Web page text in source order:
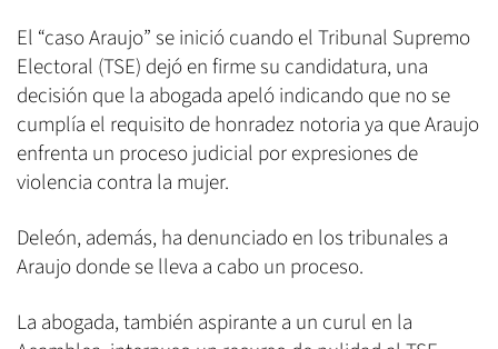
El “caso Araujo” se inició cuando el Tribunal Supremo
Electoral (TSE) dejó en firme su candidatura, una
decisión que la abogada apeló indicando que no se
cumplía el requisito de honradez notoria ya que Araujo
enfrenta un proceso judicial por expresiones de
violencia contra la mujer.
Deleón, además, ha denunciado en los tribunales a
Araujo donde se lleva a cabo un proceso.
La abogada, también aspirante a un curul en la